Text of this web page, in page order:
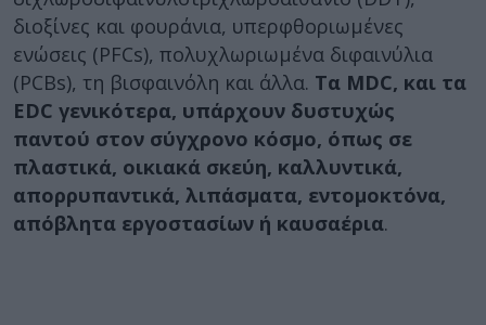
διοξίνες και φουράνια, υπερφθοριωμένες
ενώσεις (PFCs), πολυχλωριωμένα διφαινύλια
(PCBs), τη βισφαινόλη και άλλα. Τα MDC, και τα
EDC γενικότερα, υπάρχουν δυστυχώς
παντού στον σύγχρονο κόσμο, όπως σε
πλαστικά, οικιακά σκεύη, καλλυντικά,
απορρυπαντικά, λιπάσματα, εντομοκτόνα,
απόβλητα εργοστασίων ή καυσαέρια.